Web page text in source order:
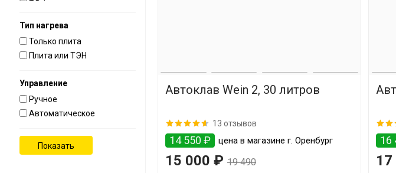
Тип нагрева
Только плита
Плита или ТЭН
Управление
Ручное
Автоматическое
Автоклав Wein 2, 30 литров
13 отзывов
14 550 ₽ цена в магазине г. Оренбург
15 000 ₽ 19 490
16